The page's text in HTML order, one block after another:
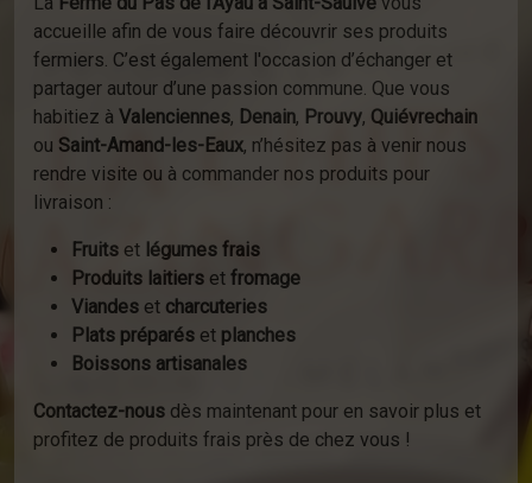
accueille afin de vous faire découvrir ses produits
fermiers. C’est également l'occasion d’échanger et
partager autour d’une passion commune. Que vous
habitiez à Valenciennes, Denain, Prouvy, Quiévrechain
ou Saint-Amand-les-Eaux, n’hésitez pas à venir nous
rendre visite ou à commander nos produits pour
livraison :
Fruits et légumes frais
Produits laitiers et fromage
Viandes et charcuteries
Plats préparés et planches
Boissons artisanales
Contactez-nous dès maintenant pour en savoir plus et
profitez de produits frais près de chez vous !